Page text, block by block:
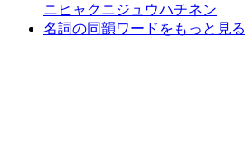
ニヒャクニジュウハチネン
名詞の同韻ワードをもっと見る